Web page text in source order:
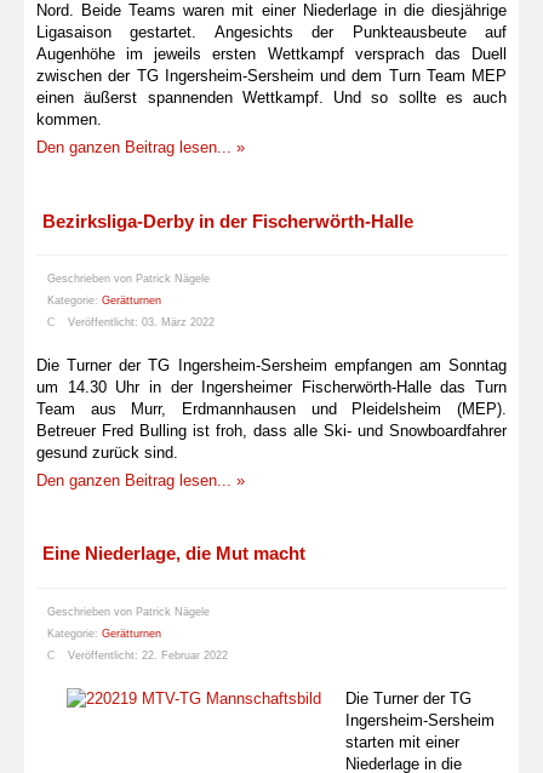
Nord. Beide Teams waren mit einer Niederlage in die diesjährige
Ligasaison gestartet. Angesichts der Punkteausbeute auf
Augenhöhe im jeweils ersten Wettkampf versprach das Duell
zwischen der TG Ingersheim-Sersheim und dem Turn Team MEP
einen äußerst spannenden Wettkampf. Und so sollte es auch
kommen.
Den ganzen Beitrag lesen... »
Bezirksliga-Derby in der Fischerwörth-Halle
Geschrieben von Patrick Nägele
Kategorie: Gerätturnen
Veröffentlicht: 03. März 2022
Die Turner der TG Ingersheim-Sersheim empfangen am Sonntag
um 14.30 Uhr in der Ingersheimer Fischerwörth-Halle das Turn
Team aus Murr, Erdmannhausen und Pleidelsheim (MEP).
Betreuer Fred Bulling ist froh, dass alle Ski- und Snowboardfahrer
gesund zurück sind.
Den ganzen Beitrag lesen... »
Eine Niederlage, die Mut macht
Geschrieben von Patrick Nägele
Kategorie: Gerätturnen
Veröffentlicht: 22. Februar 2022
Die Turner der TG
Ingersheim-Sersheim
starten mit einer
Niederlage in die